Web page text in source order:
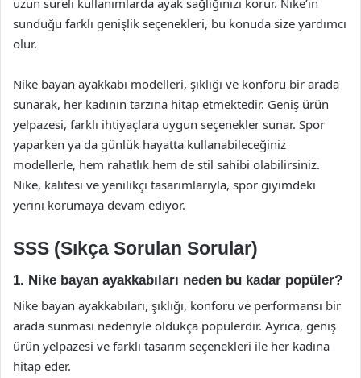
uzun süreli kullanımlarda ayak sağlığınızı korur. Nike’ın
sunduğu farklı genişlik seçenekleri, bu konuda size yardımcı
olur.
Nike bayan ayakkabı modelleri, şıklığı ve konforu bir arada
sunarak, her kadının tarzına hitap etmektedir. Geniş ürün
yelpazesi, farklı ihtiyaçlara uygun seçenekler sunar. Spor
yaparken ya da günlük hayatta kullanabileceğiniz
modellerle, hem rahatlık hem de stil sahibi olabilirsiniz.
Nike, kalitesi ve yenilikçi tasarımlarıyla, spor giyimdeki
yerini korumaya devam ediyor.
SSS (Sıkça Sorulan Sorular)
1. Nike bayan ayakkabıları neden bu kadar popüler?
Nike bayan ayakkabıları, şıklığı, konforu ve performansı bir
arada sunması nedeniyle oldukça popülerdir. Ayrıca, geniş
ürün yelpazesi ve farklı tasarım seçenekleri ile her kadına
hitap eder.